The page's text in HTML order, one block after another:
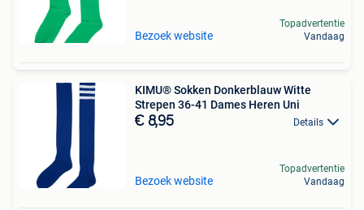
Bezoek website
Topadvertentie
Vandaag
KIMU® Sokken Donkerblauw Witte
Strepen 36-41 Dames Heren Uni
€ 8,95 Details
Bezoek website
Topadvertentie
Vandaag